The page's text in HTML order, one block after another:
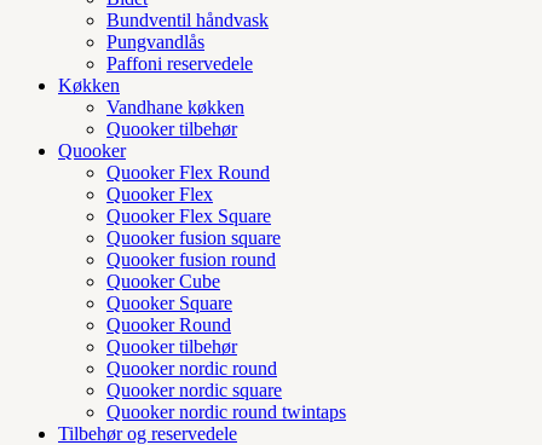
Bundventil håndvask
Pungvandlås
Paffoni reservedele
Køkken
Vandhane køkken
Quooker tilbehør
Quooker
Quooker Flex Round
Quooker Flex
Quooker Flex Square
Quooker fusion square
Quooker fusion round
Quooker Cube
Quooker Square
Quooker Round
Quooker tilbehør
Quooker nordic round
Quooker nordic square
Quooker nordic round twintaps
Tilbehør og reservedele